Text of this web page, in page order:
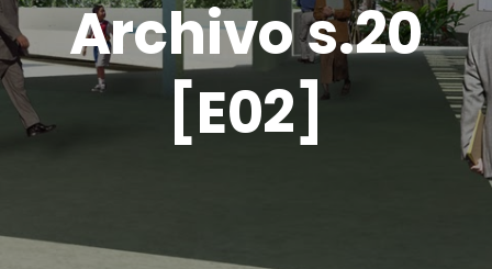
Archivo s.20
[E02]